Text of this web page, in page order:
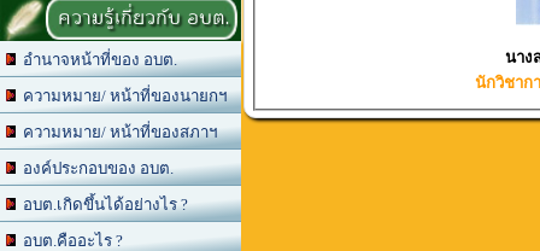
ความรู้เกี่ยวกับ อบต.
อำนาจหน้าที่ของ อบต.
ความหมาย/ หน้าที่ของนายกฯ
ความหมาย/ หน้าที่ของสภาฯ
องค์ประกอบของ อบต.
อบต.เกิดขึ้นได้อย่างไร ?
อบต.คืออะไร ?
นักวิชาก